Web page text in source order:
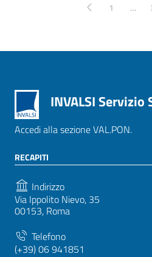
Pagina precedente1 …
INVALSI
Accedi alla sezione VAL.PON.
RECAPITI
Indirizzo
Via Ippolito Nievo, 35
00153, Roma
Telefono
(+39) 06 941851